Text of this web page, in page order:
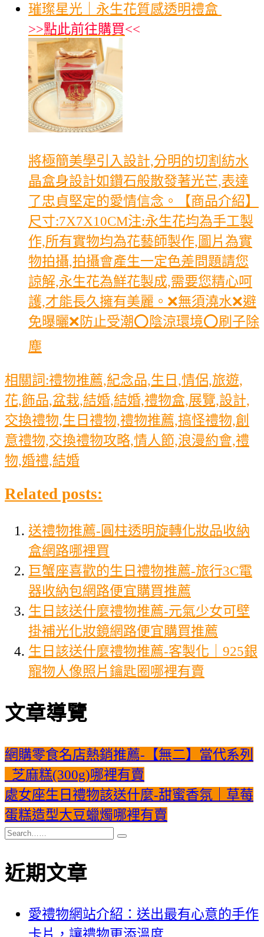
璀璨星光｜永生花質感透明禮盒
>>點此前往購買<<
將極簡美學引入設計,分明的切割紡水
晶盒身設計如鑽石般散發著光芒,表達
了忠貞堅定的愛情信念。【商品介紹】
尺寸:7X7X10CM注:永生花均為手工製
作,所有實物均為花藝師製作,圖片為實
物拍攝,拍攝會產生一定色差問題請您
諒解,永生花為鮮花製成,需要您精心呵
護,才能長久擁有美麗。❌無須澆水❌避
免曝曬❌防止受潮⭕陰涼環境⭕刷子除
塵
相關詞:禮物推薦,紀念品,生日,情侶,旅遊,
花,飾品,盆栽,結婚,結婚,禮物盒,展覽,設計,
交換禮物,生日禮物,禮物推薦,搞怪禮物,創
意禮物,交換禮物攻略,情人節,浪漫約會,禮
物,婚禮,結婚
Related posts:
送禮物推薦-圓柱透明旋轉化妝品收納
盒網路哪裡買
巨蟹座喜歡的生日禮物推薦-旅行3C電
器收納包網路便宜購買推薦
生日該送什麼禮物推薦-元氣少女可壁
掛補光化妝鏡網路便宜購買推薦
生日該送什麼禮物推薦-客製化｜925銀
寵物人像照片鑰匙圈哪裡有賣
文章導覽
網購零食名店熱銷推薦-【無二】當代系列
_芝麻糕(300g)哪裡有賣
處女座生日禮物該送什麼-甜蜜香氛｜草莓
蛋糕造型大豆蠟燭哪裡有賣
近期文章
愛禮物網站介紹：送出最有心意的手作